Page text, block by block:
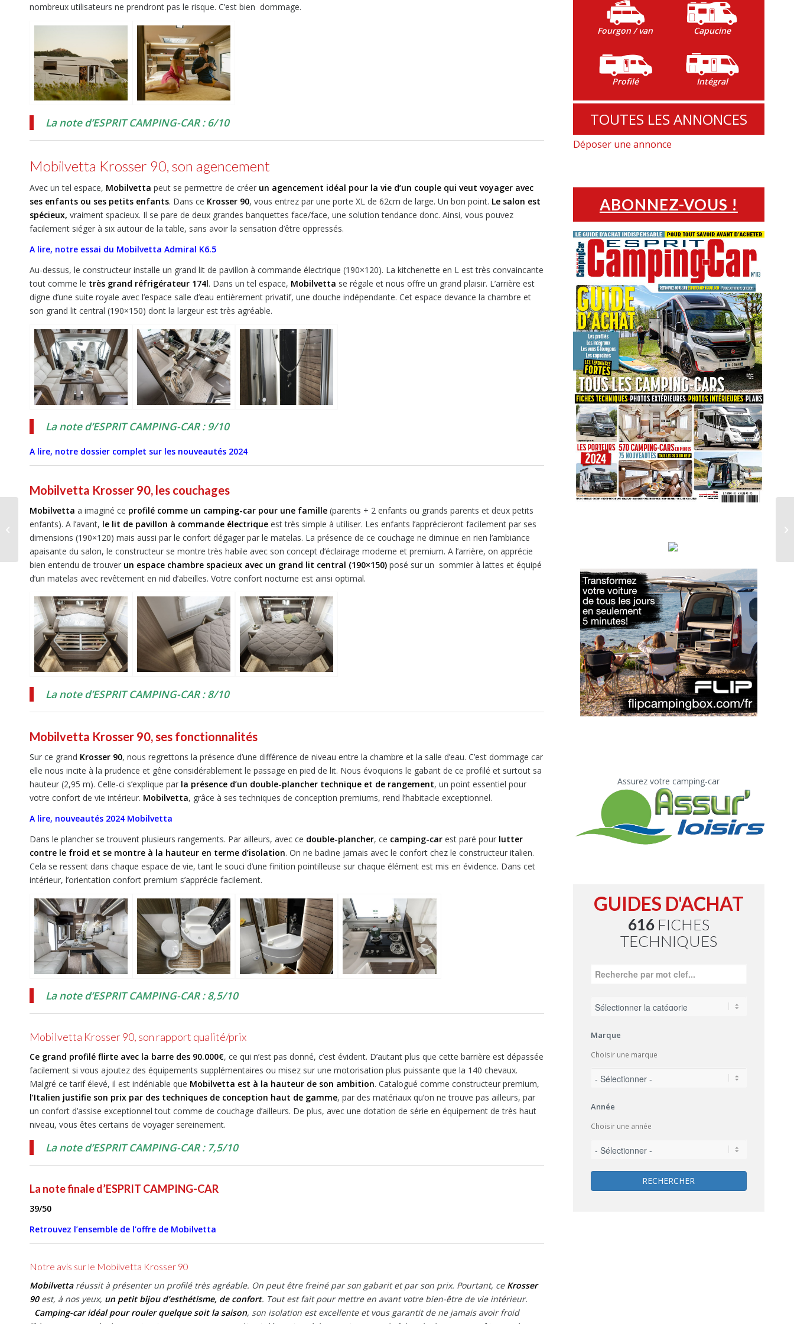
nombreux utilisateurs ne prendront pas le risque. C’est bien dommage.
La note d’ESPRIT CAMPING-CAR : 6/10
Mobilvetta Krosser 90, son agencement
Avec un tel espace, Mobilvetta peut se permettre de créer un agencement idéal pour la vie d’un couple qui veut voyager avec
ses enfants ou ses petits enfants. Dans ce Krosser 90, vous entrez par une porte XL de 62cm de large. Un bon point. Le salon est
spécieux, vraiment spacieux. Il se pare de deux grandes banquettes face/face, une solution tendance donc. Ainsi, vous pouvez
facilement siéger à six autour de la table, sans avoir la sensation d’être oppressés.
A lire, notre essai du Mobilvetta Admiral K6.5
Au-dessus, le constructeur installe un grand lit de pavillon à commande électrique (190×120). La kitchenette en L est très convaincante
tout comme le très grand réfrigérateur 174l. Dans un tel espace, Mobilvetta se régale et nous offre un grand plaisir. L’arrière est
digne d’une suite royale avec l’espace salle d’eau entièrement privatif, une douche indépendante. Cet espace devance la chambre et
son grand lit central (190×150) dont la largeur est très agréable.
La note d’ESPRIT CAMPING-CAR : 9/10
A lire, notre dossier complet sur les nouveautés 2024
Mobilvetta Krosser 90, les couchages
Mobilvetta a imaginé ce profilé comme un camping-car pour une famille (parents + 2 enfants ou grands parents et deux petits
enfants). A l’avant, le lit de pavillon à commande électrique est très simple à utiliser. Les enfants l’apprécieront facilement par ses
dimensions (190×120) mais aussi par le confort dégager par le matelas. La présence de ce couchage ne diminue en rien l’ambiance
apaisante du salon, le constructeur se montre très habile avec son concept d’éclairage moderne et premium. A l’arrière, on apprécie
bien entendu de trouver un espace chambre spacieux avec un grand lit central (190×150) posé sur un sommier à lattes et équipé
d’un matelas avec revêtement en nid d’abeilles. Votre confort nocturne est ainsi optimal.
La note d’ESPRIT CAMPING-CAR : 8/10
Mobilvetta Krosser 90, ses fonctionnalités
Sur ce grand Krosser 90, nous regrettons la présence d’une différence de niveau entre la chambre et la salle d’eau. C’est dommage car
elle nous incite à la prudence et gêne considérablement le passage en pied de lit. Nous évoquions le gabarit de ce profilé et surtout sa
hauteur (2,95 m). Celle-ci s’explique par la présence d’un double-plancher technique et de rangement, un point essentiel pour
votre confort de vie intérieur. Mobilvetta, grâce à ses techniques de conception premiums, rend l’habitacle exceptionnel.
A lire, nouveautés 2024 Mobilvetta
Dans le plancher se trouvent plusieurs rangements. Par ailleurs, avec ce double-plancher, ce camping-car est paré pour lutter
contre le froid et se montre à la hauteur en terme d’isolation. On ne badine jamais avec le confort chez le constructeur italien.
Cela se ressent dans chaque espace de vie, tant le souci d’une finition pointilleuse sur chaque élément est mis en évidence. Dans cet
intérieur, l’orientation confort premium s’apprécie facilement.
La note d’ESPRIT CAMPING-CAR : 8,5/10
Mobilvetta Krosser 90, son rapport qualité/prix
Ce grand profilé flirte avec la barre des 90.000€, ce qui n’est pas donné, c’est évident. D’autant plus que cette barrière est dépassée
facilement si vous ajoutez des équipements supplémentaires ou misez sur une motorisation plus puissante que la 140 chevaux.
Malgré ce tarif élevé, il est indéniable que Mobilvetta est à la hauteur de son ambition. Catalogué comme constructeur premium,
l’Italien justifie son prix par des techniques de conception haut de gamme, par des matériaux qu’on ne trouve pas ailleurs, par
un confort d’assise exceptionnel tout comme de couchage d’ailleurs. De plus, avec une dotation de série en équipement de très haut
niveau, vous êtes certains de voyager sereinement.
La note d’ESPRIT CAMPING-CAR : 7,5/10
La note finale d’ESPRIT CAMPING-CAR
39/50
Retrouvez l’ensemble de l’offre de Mobilvetta
Notre avis sur le Mobilvetta Krosser 90
Mobilvettaréussit à présenter un profilé très agréable. On peut être freiné par son gabarit et par son prix. Pourtant, ce Krosser
90est, à nos yeux, un petit bijou d’esthétisme, de confort. Tout est fait pour mettre en avant votre bien-être de vie intérieur.
Camping-car idéal pour rouler quelque soit la saison, son isolation est excellente et vous garantit de ne jamais avoir froid
Fourgon / van Capucine
Profilé Intégral
TOUTES LES ANNONCES
Déposer une annonce
ABONNEZ-VOUS !
Assurez votre camping-car
GUIDES D'ACHAT
616FICHES
TECHNIQUES
Marque
Choisir une marque
Année
Choisir une année
RECHERCHER
Carado T449 Edition 24,
un classique maîtrisé